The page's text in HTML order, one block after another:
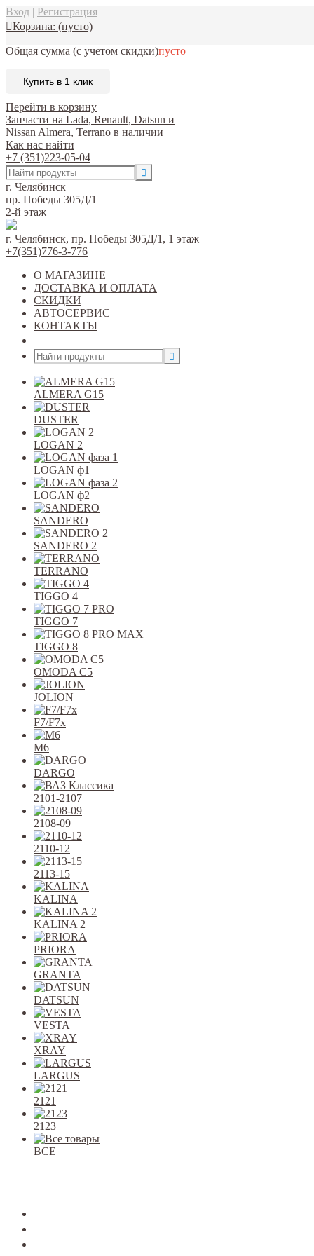
Вход | Регистрация
Корзина: (пусто)
Общая сумма (с учетом скидки)пусто
Купить в 1 клик
Перейти в корзину
Запчасти на Lada, Renault, Datsun и
Nissan Almera, Terrano в наличии
Как нас найти
+7 (351)223-05-04
г. Челябинск
пр. Победы 305Д/1
2-й этаж
г. Челябинск, пр. Победы 305Д/1, 1 этаж
+7(351)776-3-776
О МАГАЗИНЕ
ДОСТАВКА И ОПЛАТА
СКИДКИ
АВТОСЕРВИС
КОНТАКТЫ
ALMERA G15
DUSTER
LOGAN 2
LOGAN ф1
LOGAN ф2
SANDERO
SANDERO 2
TERRANO
TIGGO 4
TIGGO 7
TIGGO 8
OMODA C5
JOLION
F7/F7x
M6
DARGO
2101-2107
2108-09
2110-12
2113-15
KALINA
KALINA 2
PRIORA
GRANTA
DATSUN
VESTA
XRAY
LARGUS
2121
2123
ВСЕ